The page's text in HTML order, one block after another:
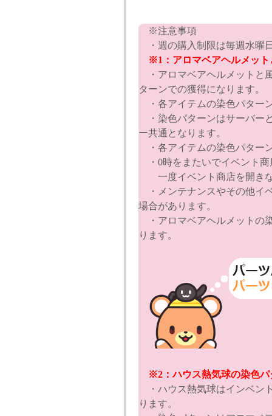
※注意事項
・週の購入制限は毎週水曜
※1：アロマベアヘルメッ
・アロマベアヘルメットと
ターンでの獲得になります。
・各アイテムの染色パター
・染色パターンはサーバー
ー共通となります。
・各アイテムの染色パター
・0時をまたいでイベント商
一度イベント商店を開きな
・メンテナンスやその他イ
場合があります。
・アロマベアヘルメットの
ります。
※2：ハウス熱気球の染色パ
・ハウス熱気球はインベン
ります。